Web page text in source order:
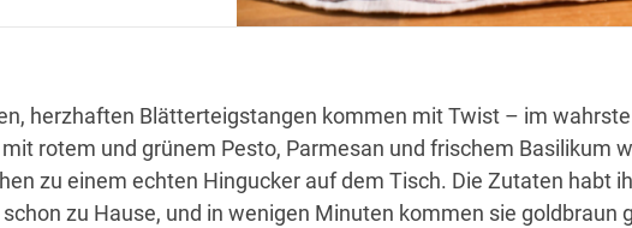
herzhaften Blätterteigstangen kommen mit Twist – im
rotem und grünem Pesto, Parmesan und frischem Basilikum
zu einem echten Hingucker auf dem Tisch. Die Zutaten habt
zu Hause, und in wenigen Minuten kommen sie goldbraun